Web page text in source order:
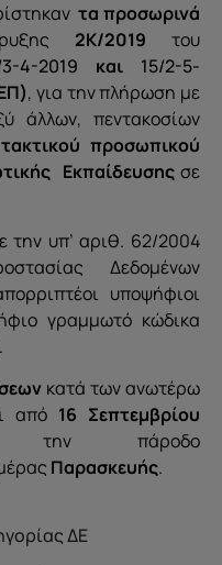
τα προσωρινά
2Κ/2019 του
4-2019 και 15/2-5-
, για την πλήρωση με
άλλων, πεντακοσίων
τακτικού προσωπικού
Εκπαίδευσηςσε
την υπ’ αριθ. 62/2004
Δεδομένων
υποψήφιοι
γραμμωτό κώδικα
κατά των ανωτέρω
από 16 Σεπτεμβρίου
πάροδο
Παρασκευής.
ΔΕ